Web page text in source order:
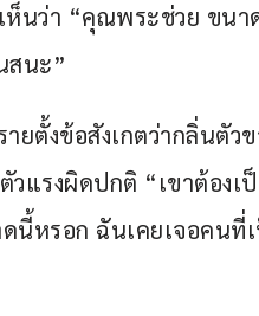
ห็นว่า “คุณพระช่วย ขนา
สนะ”
ยตั้งข้อสังเกตว่ากลิ่นตัว
แรงผิดปกติ “เขาต้อง
นี้หรอก ฉันเคยเจอคนที่